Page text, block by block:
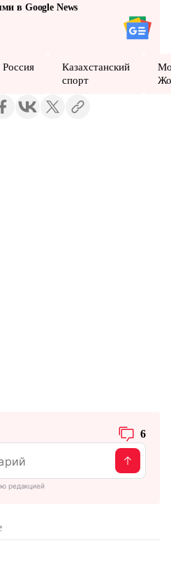
в Google News
Россия
Казахстанский
спорт
6
редакцией